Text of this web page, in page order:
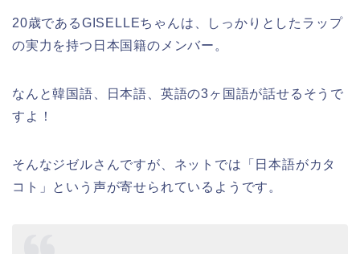
20歳であるGISELLEちゃんは、しっかりとしたラップ
の実力を持つ日本国籍のメンバー。
なんと韓国語、日本語、英語の3ヶ国語が話せるそうで
すよ！
そんなジゼルさんですが、ネットでは「日本語がカタ
コト」という声が寄せられているようです。